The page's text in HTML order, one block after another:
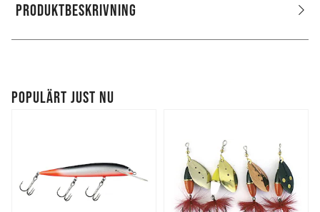
PRODUKTBESKRIVNING
POPULÄRT JUST NU